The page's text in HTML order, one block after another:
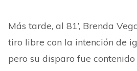
Más tarde, al 81’, Brenda
tiro libre con la intención de
pero su disparo fue